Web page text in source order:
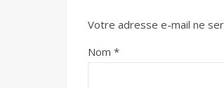
Votre adresse e-mail ne
Nom *